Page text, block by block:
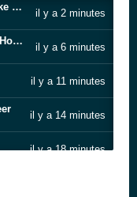
It’s Beginning to Look a Lot Like Christmas
il y a 2 minutes
Christmas (Baby Please Come Home)
il y a 6 minutes
il y a 11 minutes
il y a 14 minutes
il y a 18 minutes